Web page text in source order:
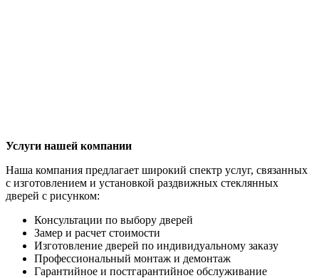
Услуги нашей компании
Наша компания предлагает широкий спектр услуг, связанных
с изготовлением и установкой раздвижных стеклянных
дверей с рисунком:
Консультации по выбору дверей
Замер и расчет стоимости
Изготовление дверей по индивидуальному заказу
Профессиональный монтаж и демонтаж
Гарантийное и постгарантийное обслуживание